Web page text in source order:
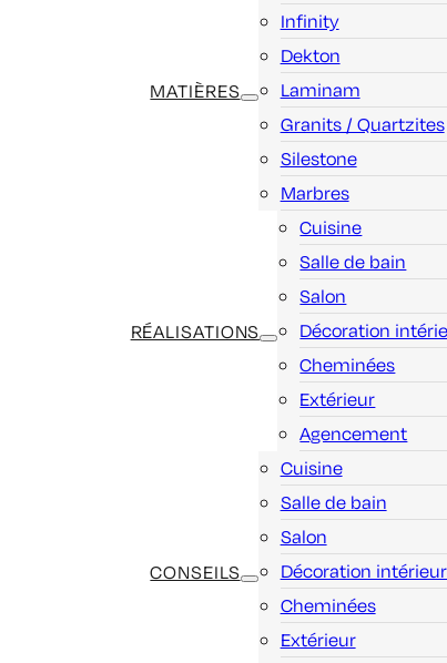
MATIÈRES
Infinity
Dekton
Laminam
Granits / Quartzites
Silestone
Marbres
RÉALISATIONS
Cuisine
Salle de bain
Salon
Décoration
Cheminées
Extérieur
Agencement
CONSEILS
Cuisine
Salle de bain
Salon
Décoration
Cheminées
Extérieur